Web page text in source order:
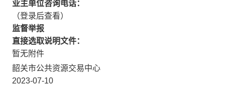
业主单位咨询电话：
（登录后查看）
监督举报
直接选取说明文件：
暂无附件
韶关市公共资源交易中心
2023-07-10